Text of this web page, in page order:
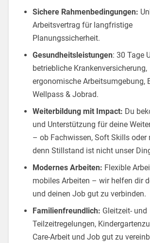
Sichere Rahmenbedingungen:
Arbeitsvertrag für langfristige
Planungssicherheit.
Gesundheitsleistungen: 30 Tage
betriebliche Krankenversicherung,
ergonomische Arbeitsumgebung,
Wellpass & Jobrad.
Weiterbildung mit Impact: Du
und Unterstützung für deine
– ob Fachwissen, Soft Skills oder
denn Stillstand ist nicht unser
Modernes Arbeiten: Flexible
mobiles Arbeiten – wir helfen dir
und deinen Job gut zu verbinden.
Familienfreundlich: Gleitzeit- und
Teilzeitregelungen,
Care-Arbeit und Job gut zu